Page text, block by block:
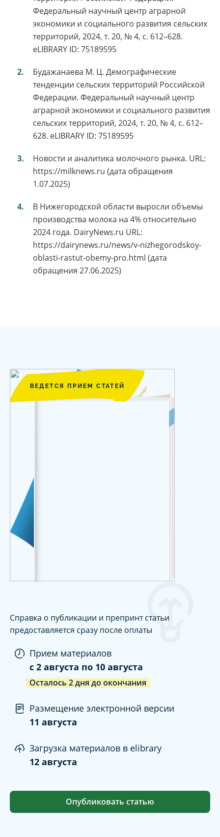
Федеральный научный центр аграрной
экономики и социального развития сельских
территорий, 2024, т. 20, № 4, с. 612–628.
eLIBRARY ID: 75189595
Будажанаева М. Ц. Демографические
тенденции сельских территорий Российской
Федерации. Федеральный научный центр
аграрной экономики и социального развития
сельских территорий, 2024, т. 20, № 4, с. 612–
628. eLIBRARY ID: 75189595
Новости и аналитика молочного рынка. URL:
https://milknews.ru (дата обращения
1.07.2025)
В Нижегородской области выросли объемы
производства молока на 4% относительно
2024 года. DairyNews.ru URL:
https://dairynews.ru/news/v-nizhegorodskoy-
oblasti-rastut-obemy-pro.html (дата
обращения 27.06.2025)
ВЕДЕТСЯ ПРИЕМ СТАТЕЙ
Справка о публикации и препринт статьи
предоставляется сразу после оплаты
Прием материалов
c 2 августа по 10 августа
Осталось 2дня до окончания
Размещение электронной версии
11 августа
Загрузка материалов в elibrary
12 августа
Опубликовать статью